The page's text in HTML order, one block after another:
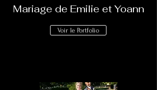
Mariage de Emilie et Yoann
Voir le Portfolio